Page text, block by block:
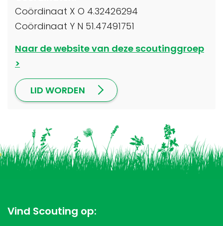
Coördinaat X O 4.32426294
Coördinaat Y N 51.47491751
Naar de website van deze scoutinggroep
LID WORDEN
Vind Scouting op: